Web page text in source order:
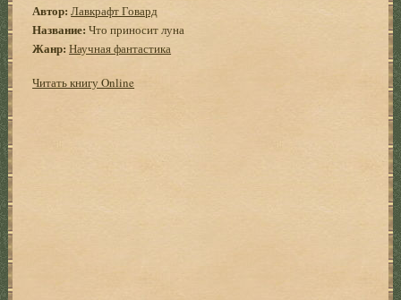
Автор: Лавкрафт Говард
Название: Что приносит луна
Жанр: Научная фантастика
Читать книгу Online